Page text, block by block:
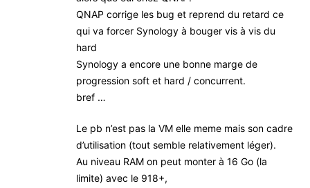
QNAP corrige les bug et reprend du retard ce
qui va forcer Synology à bouger vis à vis du
hard
Synology a encore une bonne marge de
progression soft et hard / concurrent.
bref …
Le pb n’est pas la VM elle meme mais son cadre
d’utilisation (tout semble relativement léger).
Au niveau RAM on peut monter à 16 Go (la
limite) avec le 918+,